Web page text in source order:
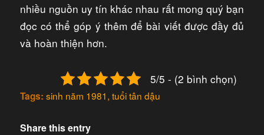
nhiều nguồn uy tín khác nhau rất mong quý bạn
đọc có thể góp ý thêm để bài viết được đầy đủ
và hoàn thiện hơn.
5/5 - (2 bình chọn)
Tags: sinh năm 1981, tuổi tân dậu
Share this entry